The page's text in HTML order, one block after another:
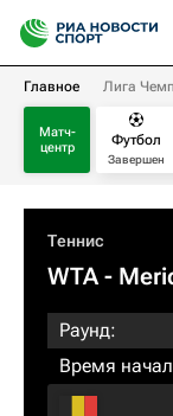
Главное Лига
Матч-
центр
Футбол
Завершен
Теннис
WTA-
Раунд:
Время